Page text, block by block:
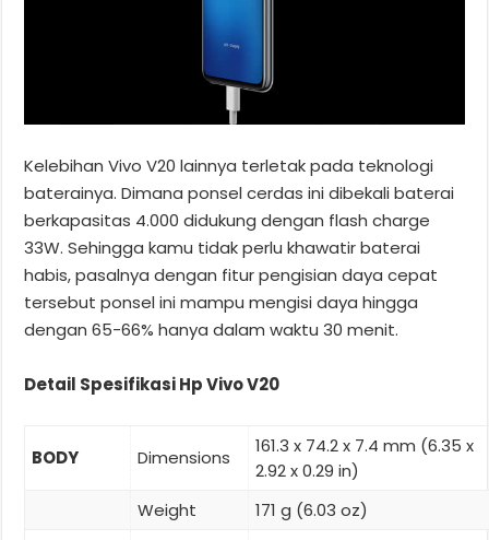
Kelebihan Vivo V20 lainnya terletak pada teknologi
baterainya. Dimana ponsel cerdas ini dibekali baterai
berkapasitas 4.000 didukung dengan flash charge
33W. Sehingga kamu tidak perlu khawatir baterai
habis, pasalnya dengan fitur pengisian daya cepat
tersebut ponsel ini mampu mengisi daya hingga
dengan 65-66% hanya dalam waktu 30 menit.
Detail Spesifikasi Hp Vivo V20
BODY Dimensions
161.3 x 74.2 x 7.4 mm (6.35 x
2.92 x 0.29 in)
Weight
171 g (6.03 oz)